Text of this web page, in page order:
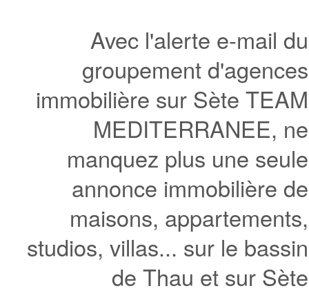
Avec l'alerte e-mail du
groupement d'agences
immobilière sur Sète TEAM
MEDITERRANEE, ne
manquez plus une seule
annonce immobilière de
maisons, appartements,
studios, villas... sur le bassin
de Thau et sur Sète